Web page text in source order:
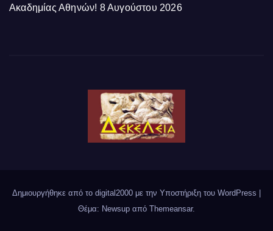
Ακαδημίας Αθηνών! 8 Αυγούστου 2026
Δημιουργήθηκε από το digital2000 με την Υποστήριξη του WordPress
Θέμα: Newsup από Themeansar.